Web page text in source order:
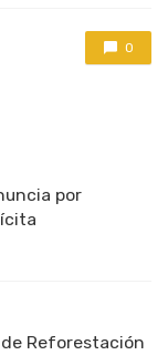
0
por
Reforestación